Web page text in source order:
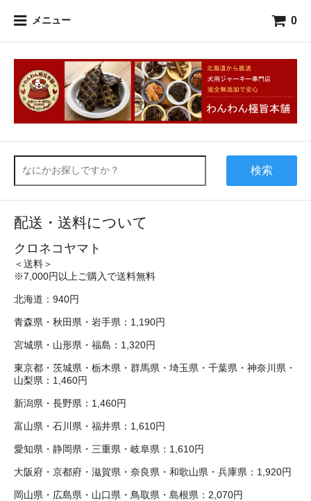
メニュー 0
検索
配送・送料について
クロネコヤマト
＜送料＞
※7,000円以上ご購入で送料無料
北海道：940円
青森県・秋田県・岩手県：1,190円
宮城県・山形県・福島：1,320円
東京都・茨城県・栃木県・群馬県・埼玉県・千葉県・神奈川県・
山梨県：1,460円
新潟県・長野県：1,460円
富山県・石川県・福井県：1,610円
愛知県・静岡県・三重県・岐阜県：1,610円
大阪府・京都府・滋賀県・奈良県・和歌山県・兵庫県：1,920円
岡山県・広島県・山口県・鳥取県・島根県：2,070円